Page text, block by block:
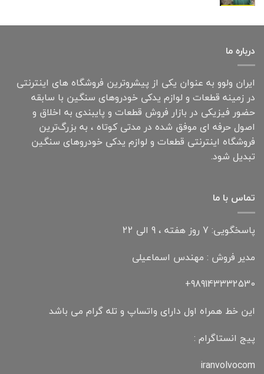
درباره ما
ایران ولوو به عنوان یکی از پیشروترین فروشگاه های اینترنتی
در زمینه قطعات و لوازم یدکی خودروهای سنگین با سابقه
حضور فیزیکی در بازار فروش قطعات و پایبندی به اخلاق و
اصول حرفه ای موفق شده در مدتی کوتاه ، به بزرگ‌ترین
فروشگاه اینترنتی قطعات و لوازم یدکی خودروهای سنگین
تبدیل شود.
تماس با ما
پاسخگویی: 7 روز هفته ، 9 الی 22
مدیر فروش : مهندس اسماعیلی
989143332530+
این خط همراه اول دارای واتساپ و تله گرام می باشد
پیج انستاگرام :
iranvolvocom